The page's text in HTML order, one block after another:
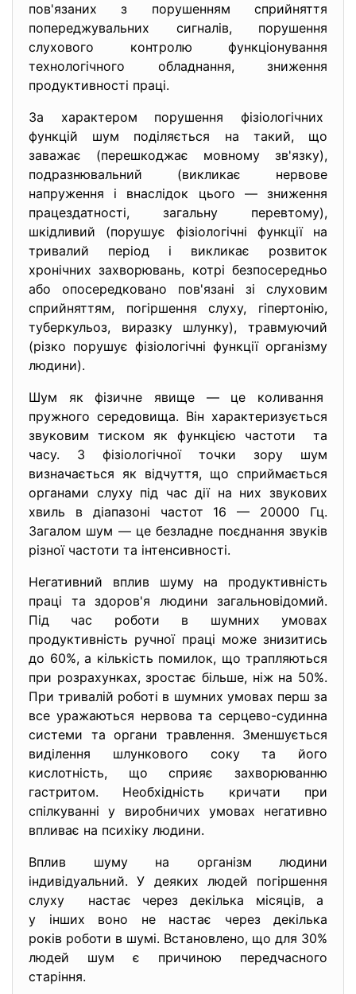
пов'язаних з порушенням сприйняття
попереджувальних сигналів, порушення
слухового контролю функціонування
технологічного обладнання, зниження
продуктивності праці.
За характером порушення фізіологічних
функцій шум поділяється на такий, що
заважає (перешкоджає мовному зв'язку),
подразнювальний (викликає нервове
напруження і внаслідок цього — зниження
працездатності, загальну перевтому),
шкідливий (порушує фізіологічні функції на
тривалий період і викликає розвиток
хронічних захворювань, котрі безпосередньо
або опосередковано пов'язані зі слуховим
сприйняттям, погіршення слуху, гіпертонію,
туберкульоз, виразку шлунку), травмуючий
(різко порушує фізіологічні функції організму
людини).
Шум як фізичне явище — це коливання
пружного середовища. Він характеризується
звуковим тиском як функцією частоти та
часу. З фізіологічної точки зору шум
визначається як відчуття, що сприймається
органами слуху під час дії на них звукових
хвиль в діапазоні частот 16 — 20000 Гц.
Загалом шум — це безладне поєднання звуків
різної частоти та інтенсивності.
Негативний вплив шуму на продуктивність
праці та здоров'я людини загальновідомий.
Під час роботи в шумних умовах
продуктивність ручної праці може знизитись
до 60%, а кількість помилок, що трапляються
при розрахунках, зростає більше, ніж на 50%.
При тривалій роботі в шумних умовах перш за
все уражаються нервова та серцево-судинна
системи та органи травлення. Зменшується
виділення шлункового соку та його
кислотність, що сприяє захворюванню
гастритом. Необхідність кричати при
спілкуванні у виробничих умовах негативно
впливає на психіку людини.
Вплив шуму на організм людини
індивідуальний. У деяких людей погіршення
слуху настає через декілька місяців, а
у інших воно не настає через декілька
років роботи в шумі. Встановлено, що для 30%
людей шум є причиною передчасного
старіння.